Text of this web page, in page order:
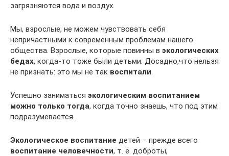
загрязняются вода и воздух.
Мы, взрослые, не можем чувствовать себя
непричастными к современным проблемам нашего
общества. Взрослые, которые повинны в экологических
бедах, когда-то тоже были детьми. Досадно,что нельзя
не признать: это мы не так воспитали.
Успешно заниматься экологическим воспитанием
можно только тогда, когда точно знаешь, что под этим
подразумевается.
Экологическое воспитание детей – прежде всего
воспитание человечности, т. е. доброты,